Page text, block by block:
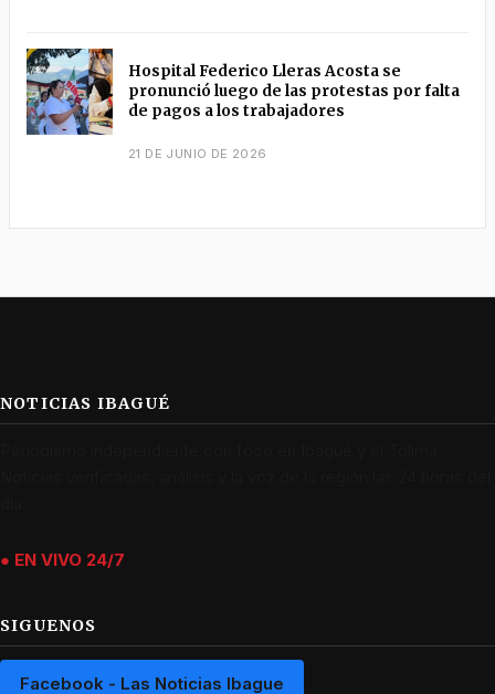
Hospital Federico Lleras Acosta se
pronunció luego de las protestas por falta
de pagos a los trabajadores
21 DE JUNIO DE 2026
NOTICIAS IBAGUÉ
● EN VIVO 24/7
SIGUENOS
Facebook - Las Noticias Ibague